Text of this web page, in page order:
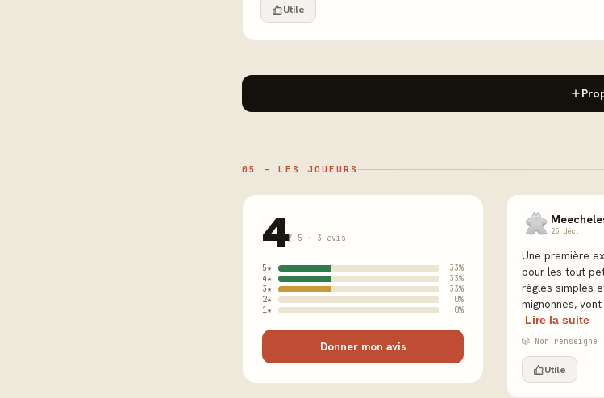
Utile
05 - LES JOUEURS
4/ 5 · 3 avis
5★
33%
4★
33%
3★
33%
2★
0%
1★
0%
Donner mon avis
25 déc.
Une première
pour les tout
règles simples
mignonnes,
Lire la suite
🎲 Non renseigné
Utile